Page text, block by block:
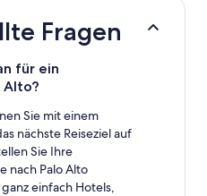
Fragen
für ein
Alto?
Sie mit einem
nächste Reiseziel auf
Sie Ihre
nach Palo Alto
einfach Hotels,